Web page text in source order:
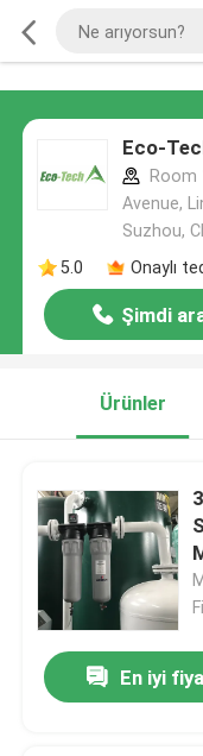
Eco-
Room
Avenue,
Suzhou,
5.0
Onaylı
Şimdi
Ürünler
En iyi